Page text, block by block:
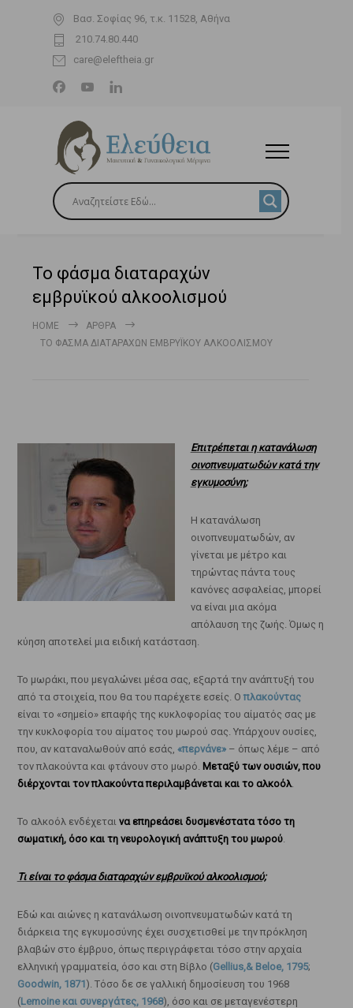
Βασ. Σοφίας 96, τ.κ. 11528, Αθήνα
210.74.80.440
care@eleftheia.gr
Το φάσμα διαταραχών
εμβρυϊκού αλκοολισμού
HOME
ΆΡΘΡΑ
ΤΟ ΦΆΣΜΑ ΔΙΑΤΑΡΑΧΏΝ ΕΜΒΡΥΪΚΟΎ ΑΛΚΟΟΛΙΣΜΟΎ
Επιτρέπεται η κατανάλωση
οινοπνευματωδών κατά την
εγκυμοσύνη;
Η κατανάλωση
οινοπνευματωδών, αν
γίνεται με μέτρο και
τηρώντας πάντα τους
κανόνες ασφαλείας, μπορεί
να είναι μια ακόμα
απόλαυση της ζωής. Όμως η
κύηση αποτελεί μια ειδική κατάσταση.
Το μωράκι, που μεγαλώνει μέσα σας, εξαρτά την ανάπτυξή του
από τα στοιχεία, που θα του παρέχετε εσείς. Ο πλακούντας
είναι το «σημείο» επαφής της κυκλοφορίας του αίματός σας με
την κυκλοφορία του αίματος του μωρού σας. Υπάρχουν ουσίες,
που, αν καταναλωθούν από εσάς, «περνάνε»– όπως λέμε – από
τον πλακούντα και φτάνουν στο μωρό. Μεταξύ των ουσιών, που
διέρχονται τον πλακούντα περιλαμβάνεται και το αλκοόλ.
Το αλκοόλ ενδέχεται να επηρεάσει δυσμενέστατα τόσο τη
σωματική, όσο και τη νευρολογική ανάπτυξη του μωρού.
Τι είναι το φάσμα διαταραχών εμβρυϊκού αλκοολισμού;
Εδώ και αιώνες η κατανάλωση οινοπνευματωδών κατά τη
διάρκεια της εγκυμοσύνης έχει συσχετισθεί με την πρόκληση
βλαβών στο έμβρυο, όπως περιγράφεται τόσο στην αρχαία
ελληνική γραμματεία, όσο και στη Βίβλο (Gellius,& Beloe, 1795;
Goodwin, 1871). Τόσο δε σε γαλλική δημοσίευση του 1968
(Lemoine και συνεργάτες, 1968), όσο και σε μεταγενέστερη